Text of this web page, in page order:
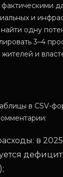
фактическими
и
одну
3–4
и
в CSV-
в
дефицит